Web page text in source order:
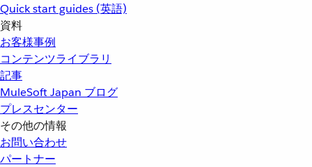
Quick start guides (英語)
資料
お客様事例
コンテンツライブラリ
記事
MuleSoft Japan ブログ
プレスセンター
その他の情報
お問い合わせ
パートナー